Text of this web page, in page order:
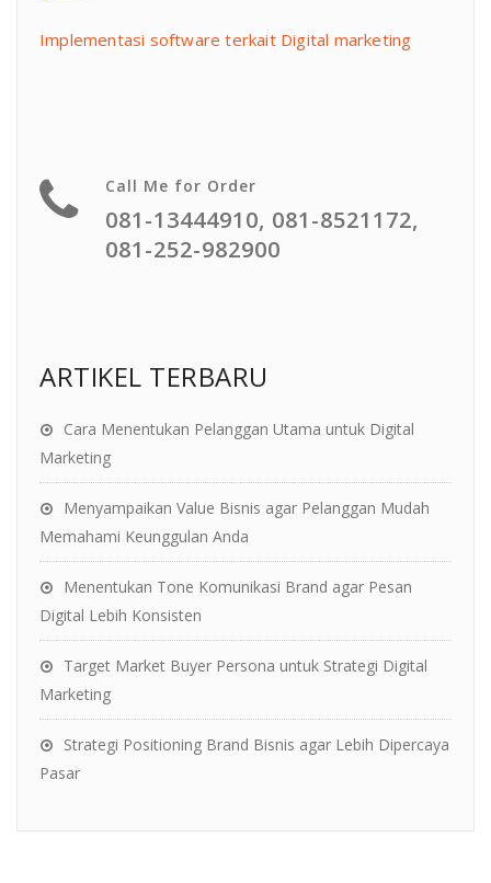
Implementasi software terkait Digital marketing
Call Me for Order
081-13444910, 081-8521172,
081-252-982900
ARTIKEL TERBARU
Cara Menentukan Pelanggan Utama untuk Digital
Marketing
Menyampaikan Value Bisnis agar Pelanggan Mudah
Memahami Keunggulan Anda
Menentukan Tone Komunikasi Brand agar Pesan
Digital Lebih Konsisten
Target Market Buyer Persona untuk Strategi Digital
Marketing
Strategi Positioning Brand Bisnis agar Lebih Dipercaya
Pasar